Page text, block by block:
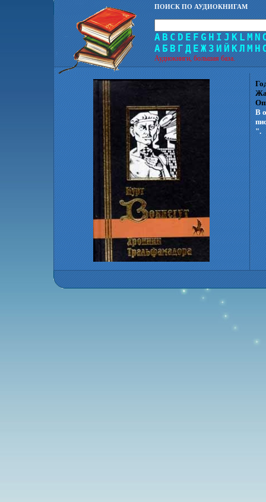
ПОИСК ПО АУДИОКНИГАМ
A B C D E F G H I J K L M N
А Б В Г Д Е Ж З И Й КЛ М Н
Аудиокниги, большая база.
В
".